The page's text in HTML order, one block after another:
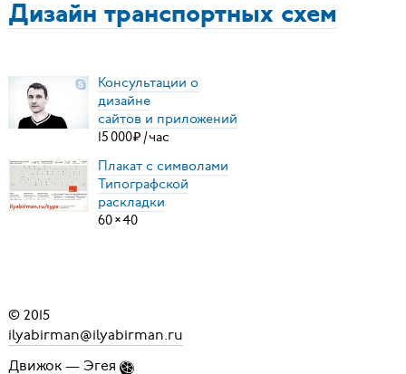
Дизайн транспортных схем
Консультации о
дизайне
сайтов и приложений
15000₽ /час
Плакат с символами
Типографской
раскладки
60×40
© 2015
ilyabirman@ilyabirman.ru
Движок — Эгея